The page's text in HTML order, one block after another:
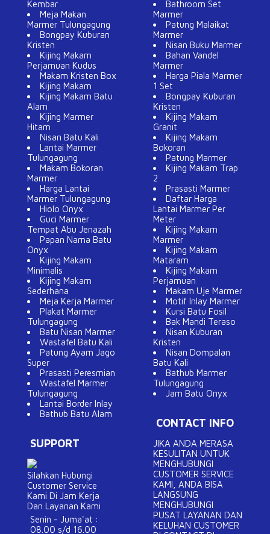
Kembar
Meja Makan
Marmer Tulungagung
Bongpay Kuburan
Kristen
Kijing Makam
Perjamuan Kudus
Makam Kristen Box
Kijing Makam
Kijing Makam Batu
Alam
Kijing Marmer
Hitam
Nisan Batu Kali
Lantai Marmer
Tulungagung
Makam Bokoran
Marmer
Harga Lantai
Marmer Tulungagung
Hiolo Onyx
Guci Marmer
Tempat Abu Jenazah
Papan Nama Batu
Onyx
Kijing Makam
Minimalis
Kijing Makam
Sederhana
Meja Kerja Marmer
Plakat Marmer
Tulungagung
Batu Nisan Marmer
Wastafel Batu Kali
Patung Ayam Jago
Super
Prasasti Peresmian
Wastafel Marmer
Tulungagung
Lantai Border Inlay
Bathub Batu Alam
SUPPORT
Silahkan Hubungi
Customer Service
Kami Di Jam Kerja
Dan Layanan Kami
Senin - Juma'at :
08.00 s/d 16.00
Bathroom Set
Marmer
Patung Malaikat
Marmer
Nisan Buku Marmer
Bahan Vandel
Marmer
Harga Piala Marmer
1 Set
Bongpay Kuburan
Kristen
Kijing Makam
Granit
Kijing Makam
Bokoran
Patung Marmer
Kijing Makam Trap
2
Prasasti Marmer
Daftar Harga
Lantai Marmer Per
Meter
Kijing Makam
Marmer
Kijing Makam
Mataram
Kijing Makam
Perjamuan
Makam Uje Marmer
Motif Inlay Marmer
Kursi Batu Fosil
Bak Mandi Teraso
Nisan Kuburan
Kristen
Nisan Dompalan
Batu Kali
Bathub Marmer
Tulungagung
Jam Batu Onyx
CONTACT INFO
JIKA ANDA MERASA
KESULITAN UNTUK
MENGHUBUNGI
CUSTOMER SERVICE
KAMI, ANDA BISA
LANGSUNG
MENGHUBUNGI
PUSAT LAYANAN DAN
KELUHAN CUSTOMER